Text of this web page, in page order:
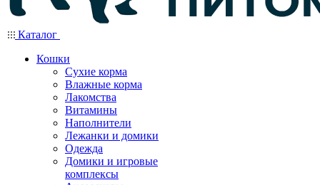
Каталог
Кошки
Сухие корма
Влажные корма
Лакомства
Витамины
Наполнители
Лежанки и домики
Одежда
Домики и игровые
комплексы